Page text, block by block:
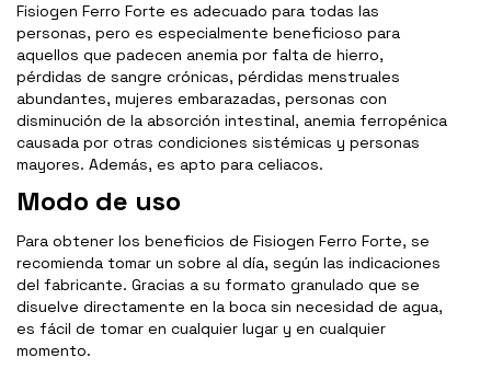
Fisiogen Ferro Forte es adecuado para todas las
personas, pero es especialmente beneficioso para
aquellos que padecen anemia por falta de hierro,
pérdidas de sangre crónicas, pérdidas menstruales
abundantes, mujeres embarazadas, personas con
disminución de la absorción intestinal, anemia ferropénica
causada por otras condiciones sistémicas y personas
mayores. Además, es apto para celiacos.
Modo de uso
Para obtener los beneficios de Fisiogen Ferro Forte, se
recomienda tomar un sobre al día, según las indicaciones
del fabricante. Gracias a su formato granulado que se
disuelve directamente en la boca sin necesidad de agua,
es fácil de tomar en cualquier lugar y en cualquier
momento.